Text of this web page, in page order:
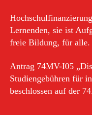
Lernenden, sie ist
freie Bildung, für alle.
Antrag 74MV-I05
Studiengebühren für
beschlossen auf der